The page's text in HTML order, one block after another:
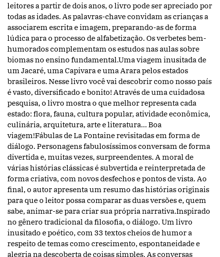
leitores a partir de dois anos, o livro pode ser apreciado por
todas as idades. As palavras-chave convidam as crianças a
associarem escrita e imagem, preparando-as de forma
lúdica para o processo de alfabetização. Os verbetes bem-
humorados complementam os estudos nas aulas sobre
biomas no ensino fundamental.Uma viagem inusitada de
um Jacaré, uma Capivara e uma Arara pelos estados
brasileiros. Nesse livro você vai descobrir como nosso país
é vasto, diversificado e bonito! Através de uma cuidadosa
pesquisa, o livro mostra o que melhor representa cada
estado: flora, fauna, cultura popular, atividade econômica,
culinária, arquitetura, arte e literatura… Boa
viagem!Fábulas de La Fontaine revisitadas em forma de
diálogo. Personagens fabulosíssimos conversam de forma
divertida e, muitas vezes, surpreendentes. A moral de
várias histórias clássicas é subvertida e reinterpretada de
forma criativa, com novos desfechos e pontos de vista. Ao
final, o autor apresenta um resumo das histórias originais
para que o leitor possa comparar as duas versões e, quem
sabe, animar-se para criar sua própria narrativa.Inspirado
no gênero tradicional da filosofia, o diálogo. Um livro
inusitado e poético, com 33 textos cheios de humor a
respeito de temas como crescimento, espontaneidade e
alegria na descoberta de coisas simples. As conversas